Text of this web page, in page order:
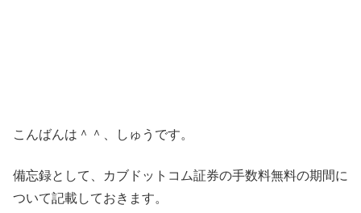
こんばんは＾＾、しゅうです。
備忘録として、カブドットコム証券の手数料無料の期間に
ついて記載しておきます。